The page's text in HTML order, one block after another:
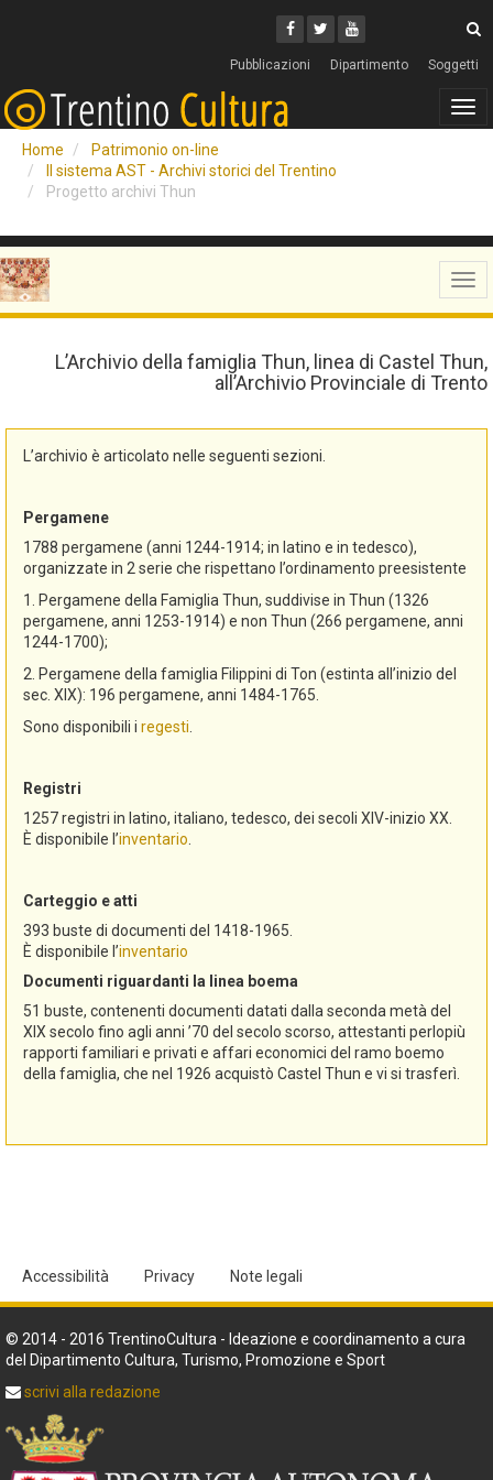
Facebook
Twitter
Youtube
Pubblicazioni Dipartimento Soggetti
Home
Patrimonio on-line
Il sistema AST - Archivi storici del Trentino
Progetto archivi Thun
L’Archivio della famiglia Thun, linea di Castel Thun,
all’Archivio Provinciale di Trento
L’archivio è articolato nelle seguenti sezioni.
Pergamene
1788 pergamene (anni 1244-1914; in latino e in tedesco),
organizzate in 2 serie che rispettano l’ordinamento preesistente
1. Pergamene della Famiglia Thun, suddivise in Thun (1326
pergamene, anni 1253-1914) e non Thun (266 pergamene, anni
1244-1700);
2. Pergamene della famiglia Filippini di Ton (estinta all’inizio del
sec. XIX): 196 pergamene, anni 1484-1765.
Sono disponibili i regesti
Registri
1257 registri in latino, italiano, tedesco, dei secoli XIV-inizio XX.
È disponibile l’inventario
Carteggio e atti
393 buste di documenti del 1418-1965.
È disponibile l’inventario
Documenti riguardanti la linea boema
51 buste, contenenti documenti datati dalla seconda metà del
XIX secolo fino agli anni ’70 del secolo scorso, attestanti perlopiù
rapporti familiari e privati e affari economici del ramo boemo
della famiglia, che nel 1926 acquistò Castel Thun e vi si trasferì.
Accessibilità Privacy Note legali
© 2014 - 2016 TrentinoCultura - Ideazione e coordinamento a cura
del Dipartimento Cultura, Turismo, Promozione e Sport
scrivi alla redazione